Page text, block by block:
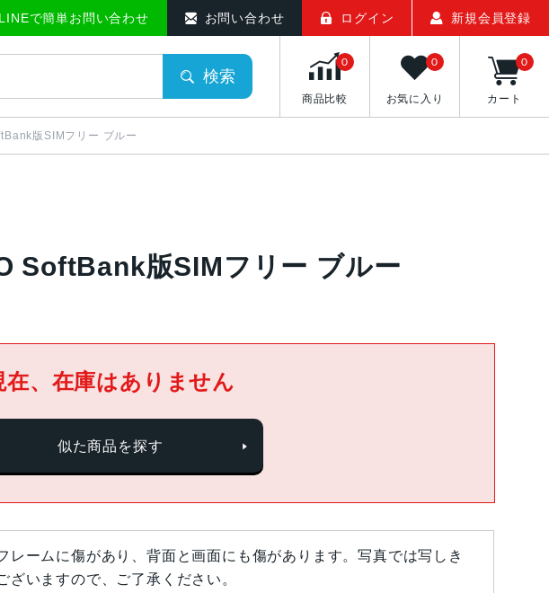
LINEで簡単お問い合わせ お問い合わせ ログイン 新規会員登録
検索
商品比較
0
お気に入り
0
カート
0
版SIMフリー ブルー
SoftBank版SIMフリー ブルー
在、在庫はありません
似た商品を探す
レームに傷があり、背面と画面にも傷があります。写真では写しき
ざいますので、ご了承ください。